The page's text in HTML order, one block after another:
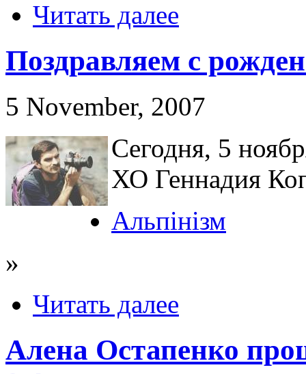
Читать далее
Поздравляем с
5 November, 2007
Сегодня, 5
ХО Геннадия
Альпінізм
»
Читать далее
Алена Остапенко